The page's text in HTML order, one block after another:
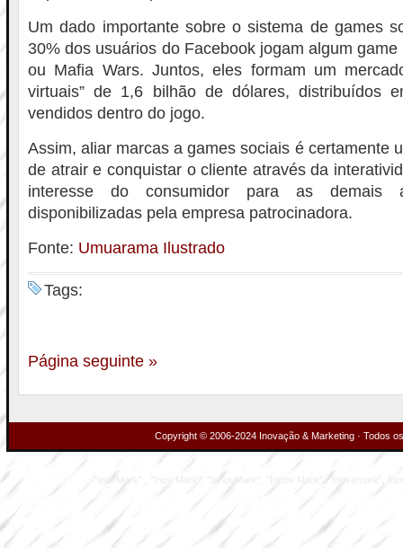
Um dado importante sobre o sistema de games
30% dos usuários do Facebook jogam algum
ou Mafia Wars. Juntos, eles formam um
virtuais” de 1,6 bilhão de dólares, distribuídos
vendidos dentro do jogo.
Assim, aliar marcas a games sociais é certamente
de atrair e conquistar o cliente através da
interesse do consumidor para as demais
disponibilizadas pela empresa patrocinadora.
Fonte: Umuarama Ilustrado
Tags:
Página seguinte »
Copyright © 2006-2024 Inovação & Marketing · Todos
"InovMark" , "Inov Mark", "InnovMark", "Innov Mark", "Inovemark",